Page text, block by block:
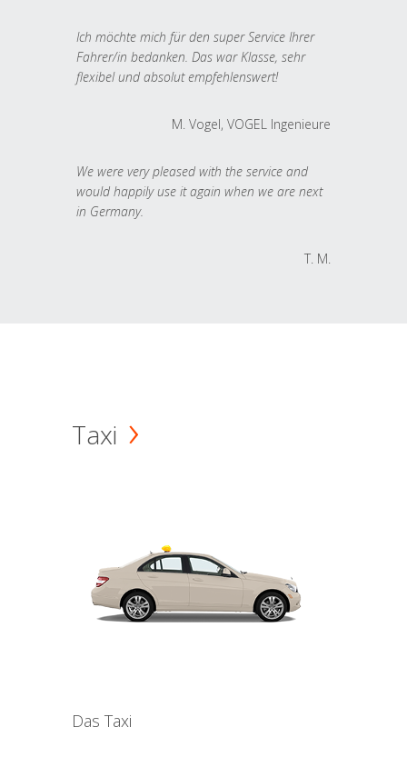
Ich möchte mich für den super Service Ihrer
Fahrer/in bedanken. Das war Klasse, sehr
flexibel und absolut empfehlenswert!
M. Vogel, VOGEL Ingenieure
We were very pleased with the service and
would happily use it again when we are next
in Germany.
T. M.
Taxi
Das Taxi